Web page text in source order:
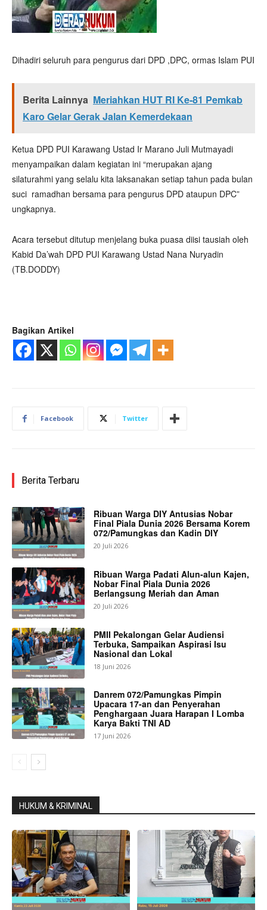
Dihadiri seluruh para pengurus dari DPD ,DPC, ormas Islam PUI
Berita Lainnya Meriahkan HUT RI Ke-81 Pemkab
Karo Gelar Gerak Jalan Kemerdekaan
Ketua DPD PUI Karawang Ustad Ir Marano Juli Mutmayadi
menyampaikan dalam kegiatan ini “merupakan ajang
silaturahmi yang selalu kita laksanakan setiap tahun pada bulan
suci ramadhan bersama para pengurus DPD ataupun DPC”
ungkapnya.
Acara tersebut ditutup menjelang buka puasa diisi tausiah oleh
Kabid Da’wah DPD PUI Karawang Ustad Nana Nuryadin
(TB.DODDY)
Bagikan Artikel
Facebook Twitter
Berita Terbaru
Ribuan Warga DIY Antusias Nobar
Final Piala Dunia 2026 Bersama Korem
072/Pamungkas dan Kadin DIY
20 Juli 2026
Ribuan Warga Padati Alun-alun Kajen,
Nobar Final Piala Dunia 2026
Berlangsung Meriah dan Aman
20 Juli 2026
PMII Pekalongan Gelar Audiensi
Terbuka, Sampaikan Aspirasi Isu
Nasional dan Lokal
18 Juni 2026
Danrem 072/Pamungkas Pimpin
Upacara 17-an dan Penyerahan
Penghargaan Juara Harapan I Lomba
Karya Bakti TNI AD
17 Juni 2026
HUKUM & KRIMINAL